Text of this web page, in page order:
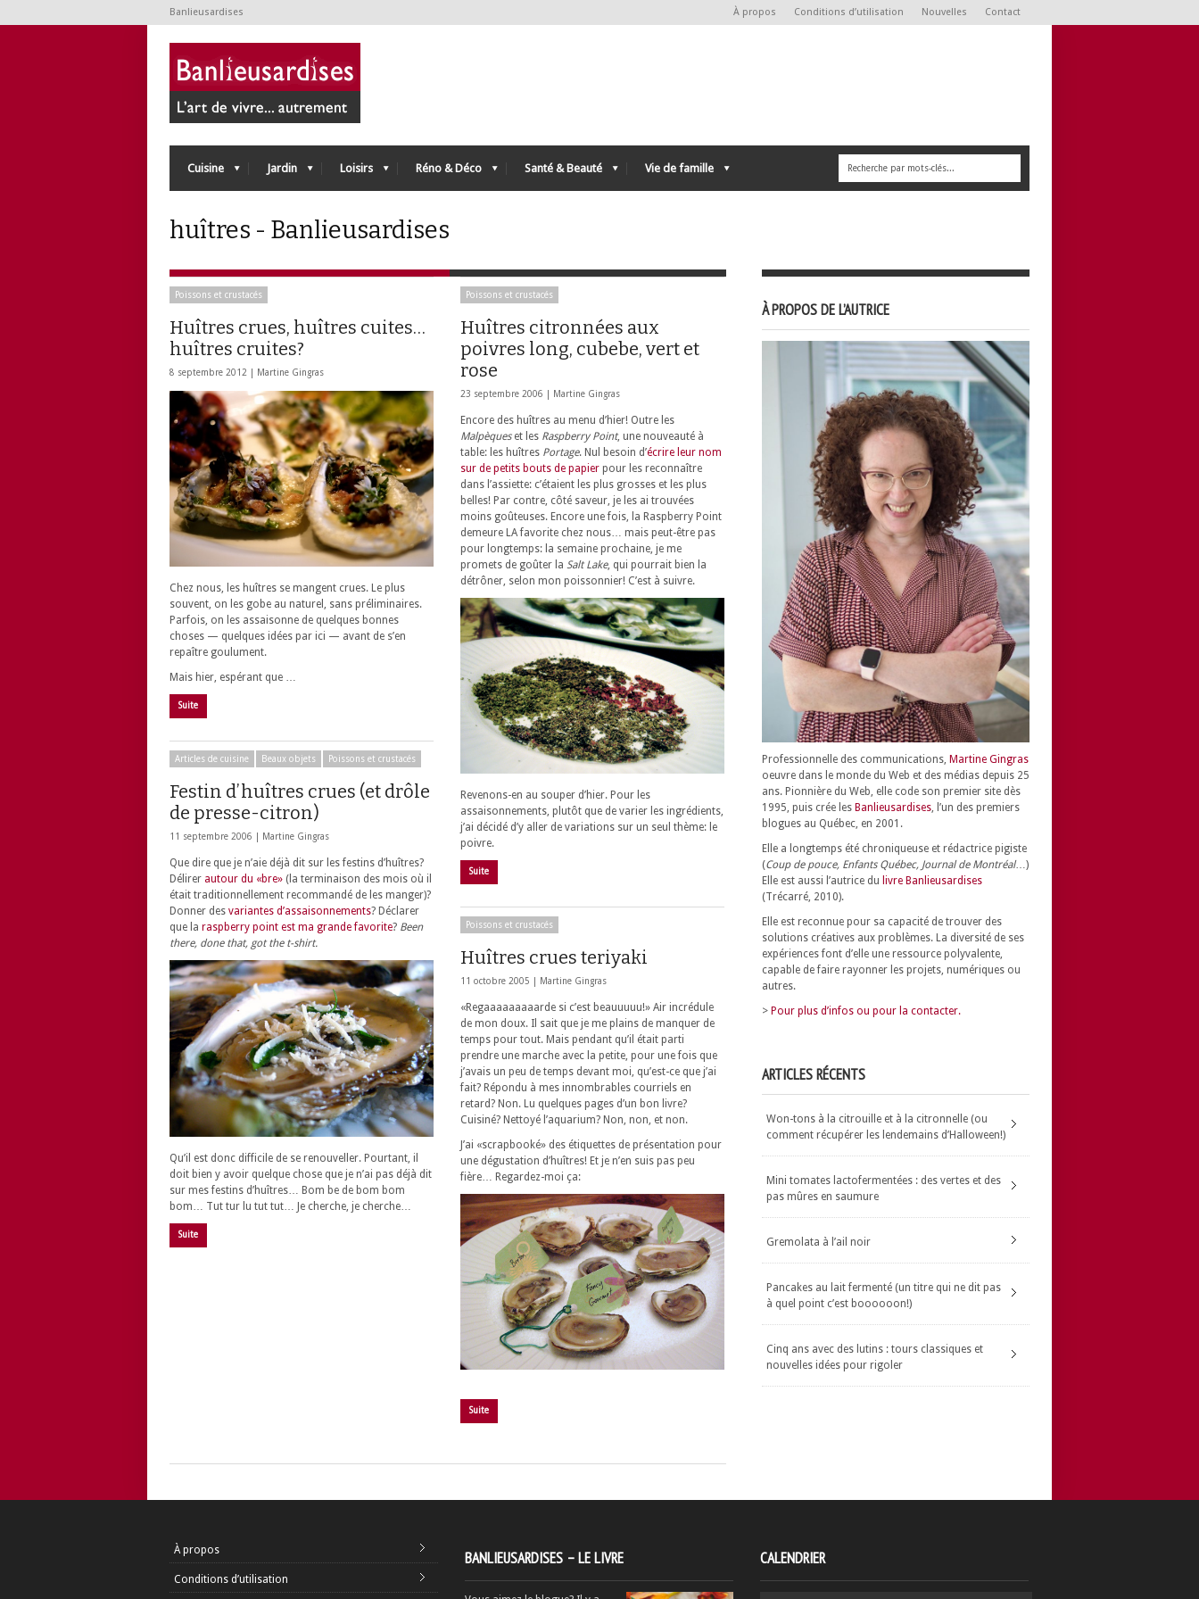
Banlieusardises À propos Conditions d’utilisation Nouvelles Contact
Cuisine Jardin Loisirs Réno & Déco Santé & Beauté Vie de famille
huîtres - Banlieusardises
Poissons et crustacés
Huîtres crues, huîtres cuites…
huîtres cruites?
8 septembre 2012 | Martine Gingras
Chez nous, les huîtres se mangent crues. Le plus
souvent, on les gobe au naturel, sans préliminaires.
Parfois, on les assaisonne de quelques bonnes
choses — quelques idées par ici — avant de s’en
repaître goulument.
Mais hier, espérant que …
Suite
Poissons et crustacés
Huîtres citronnées aux
poivres long, cubebe, vert et
rose
23 septembre 2006 | Martine Gingras
Encore des huîtres au menu d’hier! Outre les
Malpèqueset les Raspberry Point, une nouveauté à
table: les huîtres Portage. Nul besoin d’écrire leur nom
sur de petits bouts de papier pour les reconnaître
dans l’assiette: c’étaient les plus grosses et les plus
belles! Par contre, côté saveur, je les ai trouvées
moins goûteuses. Encore une fois, la Raspberry Point
demeure LA favorite chez nous… mais peut-être pas
pour longtemps: la semaine prochaine, je me
promets de goûter la Salt Lake, qui pourrait bien la
détrôner, selon mon poissonnier! C’est à suivre.
Revenons-en au souper d’hier. Pour les
assaisonnements, plutôt que de varier les ingrédients,
j’ai décidé d’y aller de variations sur un seul thème: le
poivre.
Suite
Articles de cuisine Beaux objets Poissons et crustacés
Festin d’huîtres crues (et drôle
de presse-citron)
11 septembre 2006 | Martine Gingras
Que dire que je n’aie déjà dit sur les festins d’huîtres?
Délirer autour du «bre» (la terminaison des mois où il
était traditionnellement recommandé de les manger)?
Donner des variantes d’assaisonnements? Déclarer
que la raspberry point est ma grande favorite? Been
there, done that, got the t-shirt.
Qu’il est donc difficile de se renouveller. Pourtant, il
doit bien y avoir quelque chose que je n’ai pas déjà dit
sur mes festins d’huîtres… Bom be de bom bom
bom… Tut tur lu tut tut… Je cherche, je cherche…
Suite
Poissons et crustacés
Huîtres crues teriyaki
11 octobre 2005 | Martine Gingras
«Regaaaaaaaaarde si c’est beauuuuu!» Air incrédule
de mon doux. Il sait que je me plains de manquer de
temps pour tout. Mais pendant qu’il était parti
prendre une marche avec la petite, pour une fois que
j’avais un peu de temps devant moi, qu’est-ce que j’ai
fait? Répondu à mes innombrables courriels en
retard? Non. Lu quelques pages d’un bon livre?
Cuisiné? Nettoyé l’aquarium? Non, non, et non.
J’ai «scrapbooké» des étiquettes de présentation pour
une dégustation d’huîtres! Et je n’en suis pas peu
fière… Regardez-moi ça:
Suite
À PROPOS DE L’AUTRICE
Professionnelle des communications, Martine Gingras
oeuvre dans le monde du Web et des médias depuis 25
ans. Pionnière du Web, elle code son premier site dès
1995, puis crée les Banlieusardises , l’un des premiers
blogues au Québec, en 2001.
Elle a longtemps été chroniqueuse et rédactrice pigiste
(Coup de pouce, Enfants Québec, Journal de Montréal…)
Elle est aussi l’autrice du livre Banlieusardises
(Trécarré, 2010).
Elle est reconnue pour sa capacité de trouver des
solutions créatives aux problèmes. La diversité de ses
expériences font d’elle une ressource polyvalente,
capable de faire rayonner les projets, numériques ou
autres.
> Pour plus d’infos ou pour la contacter.
ARTICLES RÉCENTS
Won-tons à la citrouille et à la citronnelle (ou
comment récupérer les lendemains d’Halloween!)
Mini tomates lactofermentées : des vertes et des
pas mûres en saumure
Gremolata à l’ail noir
Pancakes au lait fermenté (un titre qui ne dit pas
à quel point c’est boooooon!)
Cinq ans avec des lutins : tours classiques et
nouvelles idées pour rigoler
À propos
Conditions d’utilisation
BANLIEUSARDISES – LE LIVRE CALENDRIER